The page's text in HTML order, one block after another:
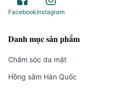
FacebookInstagram
Danh mục sản phẩm
Chăm sóc da mặt
Hồng sâm Hàn Quốc